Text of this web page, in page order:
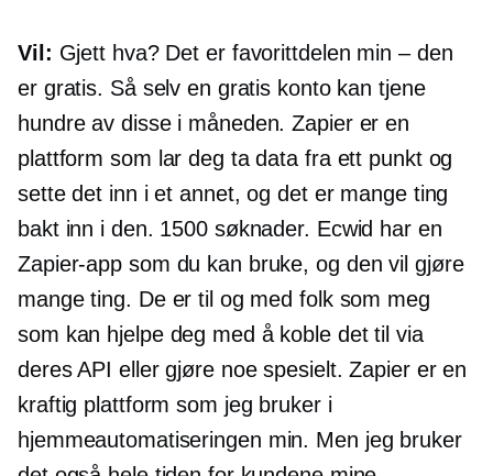
Vil: Gjett hva? Det er favorittdelen min – den
er gratis. Så selv en gratis konto kan tjene
hundre av disse i måneden. Zapier er en
plattform som lar deg ta data fra ett punkt og
sette det inn i et annet, og det er mange ting
bakt inn i den. 1500 søknader. Ecwid har en
Zapier-app som du kan bruke, og den vil gjøre
mange ting. De er til og med folk som meg
som kan hjelpe deg med å koble det til via
deres API eller gjøre noe spesielt. Zapier er en
kraftig plattform som jeg bruker i
hjemmeautomatiseringen min. Men jeg bruker